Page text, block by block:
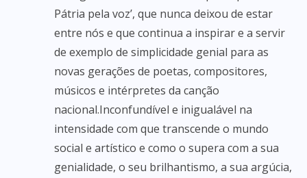
Pátria pela voz’, que nunca deixou de estar
entre nós e que continua a inspirar e a servir
de exemplo de simplicidade genial para as
novas gerações de poetas, compositores,
músicos e intérpretes da canção
nacional.Inconfundível e inigualável na
intensidade com que transcende o mundo
social e artístico e como o supera com a sua
genialidade, o seu brilhantismo, a sua argúcia,